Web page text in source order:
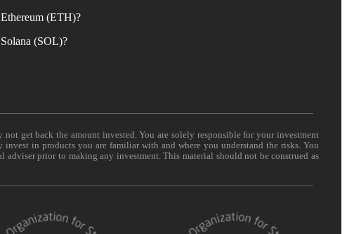
(ETH)?
(SOL)?
get back the amount invested. You are solely responsible for your investment
in products you are familiar with and where you understand the risks. You
prior to making any investment. This material should not be construed as